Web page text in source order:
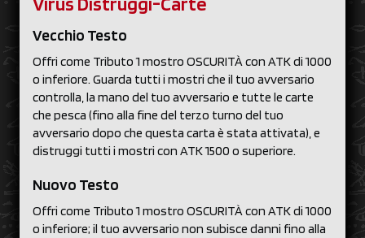
Vecchio Testo
Offri come Tributo 1 mostro OSCURITÀ con ATK di 1000
o inferiore. Guarda tutti i mostri che il tuo avversario
controlla, la mano del tuo avversario e tutte le carte
che pesca (fino alla fine del terzo turno del tuo
avversario dopo che questa carta è stata attivata), e
distruggi tutti i mostri con ATK 1500 o superiore.
Nuovo Testo
Offri come Tributo 1 mostro OSCURITÀ con ATK di 1000
o inferiore; il tuo avversario non subisce danni fino alla